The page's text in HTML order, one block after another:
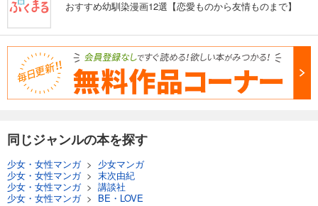
おすすめ幼馴染漫画12選【恋愛ものから友情ものまで】
同じジャンルの本を探す
少女・女性マンガ> 少女マンガ
少女・女性マンガ> 末次由紀
少女・女性マンガ> 講談社
少女・女性マンガ> BE・LOVE